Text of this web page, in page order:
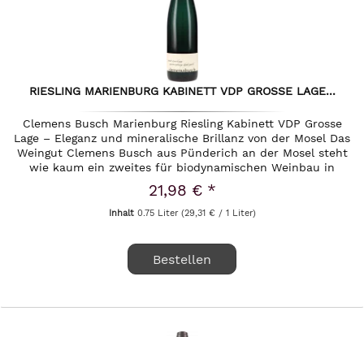
RIESLING MARIENBURG KABINETT VDP GROSSE LAGE...
Clemens Busch Marienburg Riesling Kabinett VDP Grosse
Lage – Eleganz und mineralische Brillanz von der Mosel Das
Weingut Clemens Busch aus Pünderich an der Mosel steht
wie kaum ein zweites für biodynamischen Weinbau in
Perfektion und...
21,98 € *
Inhalt 0.75 Liter (29,31 € / 1 Liter)
Bestellen